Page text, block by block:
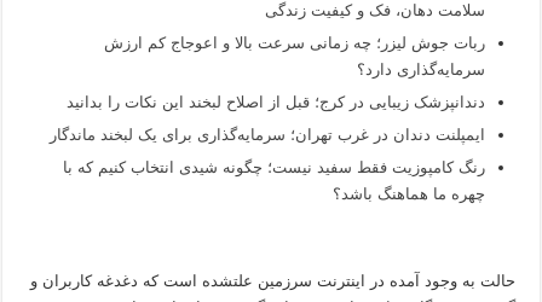
سلامت دهان، فک و کیفیت زندگی
ربات جوش لیزر؛ چه زمانی سرعت بالا و اعوجاج کم ارزش
سرمایه‌گذاری دارد؟
دندانپزشک زیبایی در کرج؛ قبل از اصلاح لبخند این نکات را بدانید
ایمپلنت دندان در غرب تهران؛ سرمایه‌گذاری برای یک لبخند ماندگار
رنگ کامپوزیت فقط سفید نیست؛ چگونه شیدی انتخاب کنیم که با
چهره ما هماهنگ باشد؟
حالت به وجود آمده در اینترنت سرزمین علتشده است که دغدغه کاربران و